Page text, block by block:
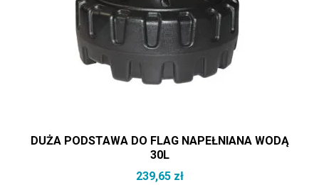
DUŻA PODSTAWA DO FLAG NAPEŁNIANA WODĄ
30L
239,65 zł